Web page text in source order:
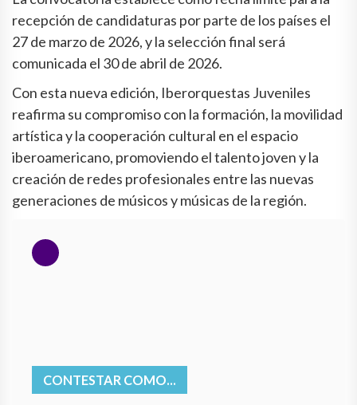
recepción de candidaturas por parte de los países el
27 de marzo de 2026, y la selección final será
comunicada el 30 de abril de 2026.
Con esta nueva edición, Iberorquestas Juveniles
reafirma su compromiso con la formación, la movilidad
artística y la cooperación cultural en el espacio
iberoamericano, promoviendo el talento joven y la
creación de redes profesionales entre las nuevas
generaciones de músicos y músicas de la región.
CONTESTAR COMO...